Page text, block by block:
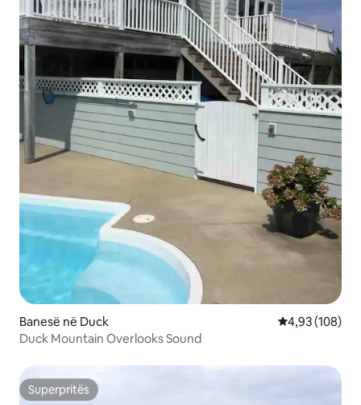
Banesë në Duck Vlerësimi
4,93 (108)
Duck Mountain Overlooks Sound
Superpritës
Superpritës